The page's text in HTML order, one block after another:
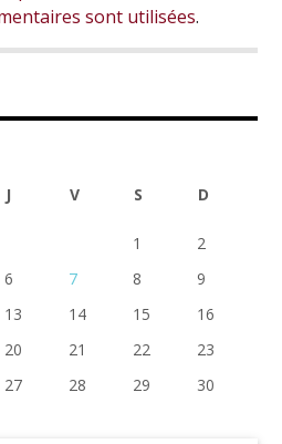
sont utilisées.
J V S D
1
2
6 7 8
9
13 14 15
16
20 21 22
23
27 28 29
30